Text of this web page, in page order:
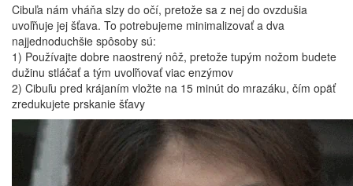
Cibuľa nám vháňa slzy do očí, pretože sa z nej do ovzdušia
uvoľňuje jej šťava. To potrebujeme minimalizovať a dva
najjednoduchšie spôsoby sú:
1) Používajte dobre naostrený nôž, pretože tupým nožom budete
dužinu stláčať a tým uvoľňovať viac enzýmov
2) Cibuľu pred krájaním vložte na 15 minút do mrazáku, čím opäť
zredukujete prskanie šťavy